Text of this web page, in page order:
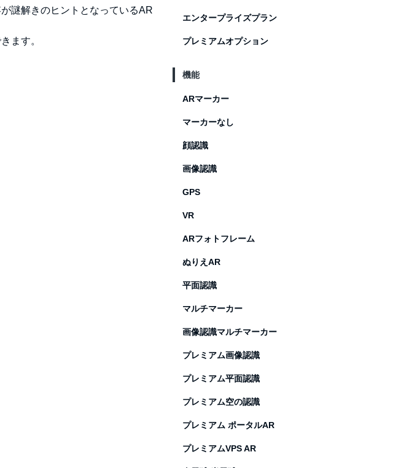
謎解きのヒントとなっているAR
ます。
エンタープライズプラン
プレミアムオプション
機能
ARマーカー
マーカーなし
顔認識
画像認識
GPS
VR
ARフォトフレーム
ぬりえAR
平面認識
マルチマーカー
画像認識マルチマーカー
プレミアム画像認識
プレミアム平面認識
プレミアム空の認識
プレミアム ポータルAR
プレミアムVPS AR